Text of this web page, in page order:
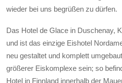
wieder bei uns begrüßen zu dürfen.
Das Hotel de Glace in Duschenay,
und ist das einzige Eishotel
neu gestaltet und komplett
größerer Eiskomplexe sein; so
Hotel in Finnland innerhalb der